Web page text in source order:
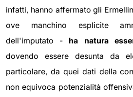
infatti, hanno affermato gli
ove manchino esplicite
dell'imputato - ha natura
dovendo essere desunta da
particolare, da quei dati della
non equivoca potenzialità